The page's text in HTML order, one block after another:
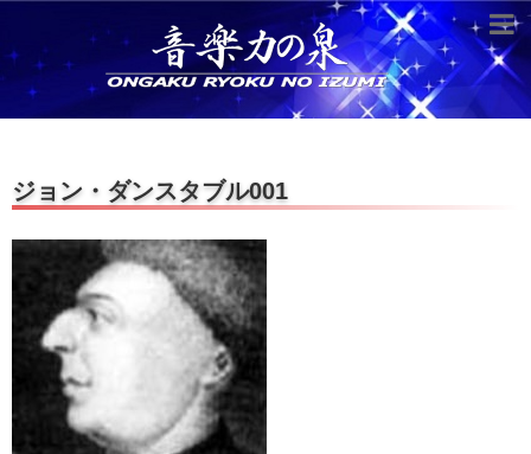
ジョン・ダンスタブル001
超役立つ知識／雑学
knowledge
音のしくみ
作曲技術
compose Tech
世界一わかりやすい音楽理論
名作を分析する
打ち込みテクニックを極める